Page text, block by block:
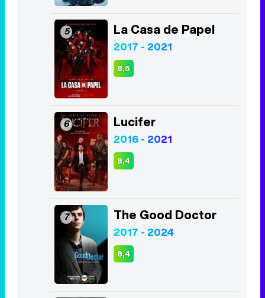
5 La Casa de Papel
2017 - 2021
8,5
6 Lucifer
2016 - 2021
8,4
7 The Good Doctor
2017 - 2024
8,4